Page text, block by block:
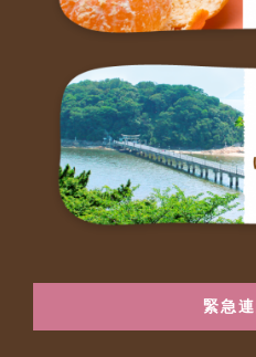
緊急